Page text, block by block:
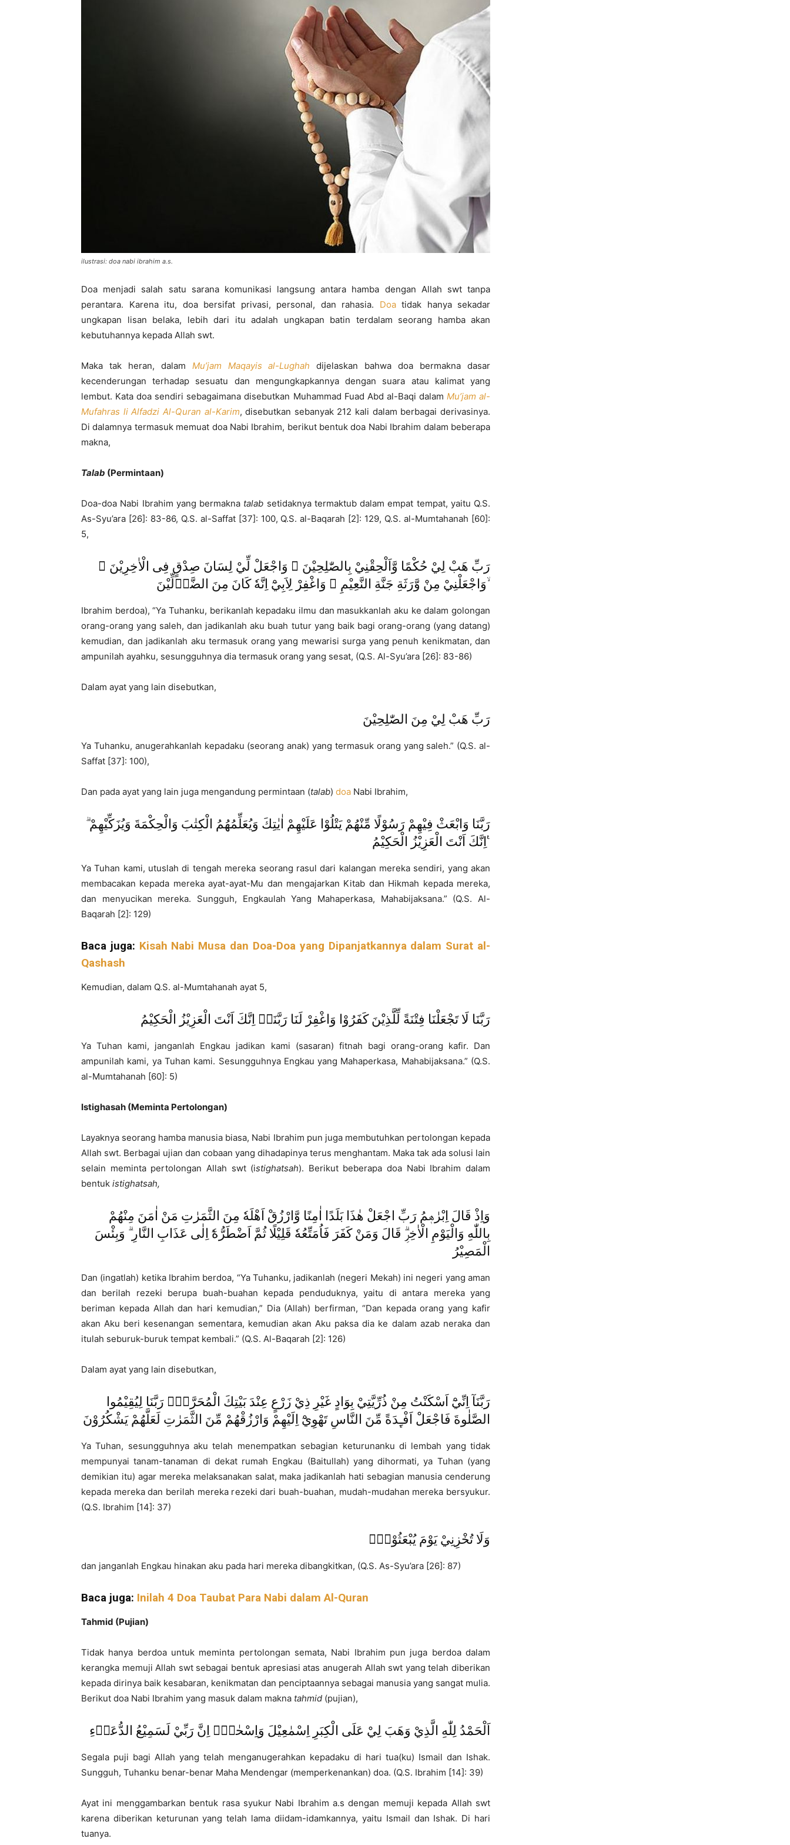
ilustrasi: doa nabi ibrahim a.s.
Doa menjadi salah satu sarana komunikasi langsung antara hamba dengan Allah swt tanpa
perantara. Karena itu, doa bersifat privasi, personal, dan rahasia. Doatidak hanya sekadar
ungkapan lisan belaka, lebih dari itu adalah ungkapan batin terdalam seorang hamba akan
kebutuhannya kepada Allah swt.
Maka tak heran, dalam Mu’jam Maqayis al-Lughah
dijelaskan bahwa doa bermakna dasar
kecenderungan terhadap sesuatu dan mengungkapkannya dengan suara atau kalimat yang
lembut. Kata doa sendiri sebagaimana disebutkan Muhammad Fuad Abd al-Baqi dalam Mu’jam al-
Mufahras li Alfadzi Al-Quran al-Karim, disebutkan sebanyak 212 kali dalam berbagai derivasinya.
Di dalamnya termasuk memuat doa Nabi Ibrahim, berikut bentuk doa Nabi Ibrahim dalam beberapa
makna,
Talab (Permintaan)
Doa-doa Nabi Ibrahim yang bermakna talab setidaknya termaktub dalam empat tempat, yaitu Q.S.
As-Syu’ara [26]: 83-86, Q.S. al-Saffat [37]: 100, Q.S. al-Baqarah [2]: 129, Q.S. al-Mumtahanah [60]:
5,
رَبِّ هَبْ لِيْ حُكْمًا وَّاَلْحِقْنِيْ بِالصّٰلِحِيْنَ ۙ وَاجْعَلْ لِّيْ لِسَانَ صِدْقٍ فِى الْاٰخِرِيْنَ ۙ
وَاجْعَلْنِيْ مِنْ وَّرَثَةِ جَنَّةِ النَّعِيْمِ ۙ وَاغْفِرْ لِاَبِيْٓ اِنَّهٗ كَانَ مِنَ الضَّاۤلِّيْنَ ۙ
Ibrahim berdoa), “Ya Tuhanku, berikanlah kepadaku ilmu dan masukkanlah aku ke dalam golongan
orang-orang yang saleh, dan jadikanlah aku buah tutur yang baik bagi orang-orang (yang datang)
kemudian, dan jadikanlah aku termasuk orang yang mewarisi surga yang penuh kenikmatan, dan
ampunilah ayahku, sesungguhnya dia termasuk orang yang sesat, (Q.S. Al-Syu’ara [26]: 83-86)
Dalam ayat yang lain disebutkan,
رَبِّ هَبْ لِيْ مِنَ الصّٰلِحِيْنَ
Ya Tuhanku, anugerahkanlah kepadaku (seorang anak) yang termasuk orang yang saleh.” (Q.S. al-
Saffat [37]: 100),
Dan pada ayat yang lain juga mengandung permintaan (talab) doa Nabi Ibrahim,
رَبَّنَا وَابْعَثْ فِيْهِمْ رَسُوْلًا مِّنْهُمْ يَتْلُوْا عَلَيْهِمْ اٰيٰتِكَ وَيُعَلِّمُهُمُ الْكِتٰبَ وَالْحِكْمَةَ وَيُزَكِّيْهِمْ ۗ
اِنَّكَ اَنْتَ الْعَزِيْزُ الْحَكِيْمُ ࣖ
Ya Tuhan kami, utuslah di tengah mereka seorang rasul dari kalangan mereka sendiri, yang akan
membacakan kepada mereka ayat-ayat-Mu dan mengajarkan Kitab dan Hikmah kepada mereka,
dan menyucikan mereka. Sungguh, Engkaulah Yang Mahaperkasa, Mahabijaksana.” (Q.S. Al-
Baqarah [2]: 129)
Baca juga: Kisah Nabi Musa dan Doa-Doa yang Dipanjatkannya dalam Surat al-
Qashash
Kemudian, dalam Q.S. al-Mumtahanah ayat 5,
رَبَّنَا لَا تَجْعَلْنَا فِتْنَةً لِّلَّذِيْنَ كَفَرُوْا وَاغْفِرْ لَنَا رَبَّنَاۚ اِنَّكَ اَنْتَ الْعَزِيْزُ الْحَكِيْمُ
Ya Tuhan kami, janganlah Engkau jadikan kami (sasaran) fitnah bagi orang-orang kafir. Dan
ampunilah kami, ya Tuhan kami. Sesungguhnya Engkau yang Mahaperkasa, Mahabijaksana.” (Q.S.
al-Mumtahanah [60]: 5)
Istighasah (Meminta Pertolongan)
Layaknya seorang hamba manusia biasa, Nabi Ibrahim pun juga membutuhkan pertolongan kepada
Allah swt. Berbagai ujian dan cobaan yang dihadapinya terus menghantam. Maka tak ada solusi lain
selain meminta pertolongan Allah swt (istighatsah). Berikut beberapa doa Nabi Ibrahim dalam
bentuk istighatsah,
بِاللّٰهِ وَالْيَوْمِ الْاٰخِرِۗ قَالَ وَمَنْ كَفَرَ فَاُمَتِّعُهٗ قَلِيْلًا ثُمَّ اَضْطَرُّهٗٓ اِلٰى عَذَابِ النَّارِ ۗ وَبِئْسَ
الْمَصِيْرُ
Dan (ingatlah) ketika Ibrahim berdoa, “Ya Tuhanku, jadikanlah (negeri Mekah) ini negeri yang aman
dan berilah rezeki berupa buah-buahan kepada penduduknya, yaitu di antara mereka yang
beriman kepada Allah dan hari kemudian,” Dia (Allah) berfirman, “Dan kepada orang yang kafir
akan Aku beri kesenangan sementara, kemudian akan Aku paksa dia ke dalam azab neraka dan
itulah seburuk-buruk tempat kembali.” (Q.S. Al-Baqarah [2]: 126)
Dalam ayat yang lain disebutkan,
رَبَّنَآ اِنِّيْٓ اَسْكَنْتُ مِنْ ذُرِّيَّتِيْ بِوَادٍ غَيْرِ ذِيْ زَرْعٍ عِنْدَ بَيْتِكَ الْمُحَرَّمِۙ رَبَّنَا لِيُقِيْمُوا
الصَّلٰوةَ فَاجْعَلْ اَفْـِٕدَةً مِّنَ النَّاسِ تَهْوِيْٓ اِلَيْهِمْ وَارْزُقْهُمْ مِّنَ الثَّمَرٰتِ لَعَلَّهُمْ يَشْكُرُوْنَ
Ya Tuhan, sesungguhnya aku telah menempatkan sebagian keturunanku di lembah yang tidak
mempunyai tanam-tanaman di dekat rumah Engkau (Baitullah) yang dihormati, ya Tuhan (yang
demikian itu) agar mereka melaksanakan salat, maka jadikanlah hati sebagian manusia cenderung
kepada mereka dan berilah mereka rezeki dari buah-buahan, mudah-mudahan mereka bersyukur.
(Q.S. Ibrahim [14]: 37)
وَلَا تُخْزِنِيْ يَوْمَ يُبْعَثُوْنَۙ
dan janganlah Engkau hinakan aku pada hari mereka dibangkitkan, (Q.S. As-Syu’ara [26]: 87)
Baca juga: Inilah 4 Doa Taubat Para Nabi dalam Al-Quran
Tahmid (Pujian)
Tidak hanya berdoa untuk meminta pertolongan semata, Nabi Ibrahim pun juga berdoa dalam
kerangka memuji Allah swt sebagai bentuk apresiasi atas anugerah Allah swt yang telah diberikan
kepada dirinya baik kesabaran, kenikmatan dan penciptaannya sebagai manusia yang sangat mulia.
Berikut doa Nabi Ibrahim yang masuk dalam makna tahmid (pujian),
اَلْحَمْدُ لِلّٰهِ الَّذِيْ وَهَبَ لِيْ عَلَى الْكِبَرِ اِسْمٰعِيْلَ وَاِسْحٰقَۗ اِنَّ رَبِّيْ لَسَمِيْعُ الدُّعَاۤءِ
Segala puji bagi Allah yang telah menganugerahkan kepadaku di hari tua(ku) Ismail dan Ishak.
Sungguh, Tuhanku benar-benar Maha Mendengar (memperkenankan) doa. (Q.S. Ibrahim [14]: 39)
Ayat ini menggambarkan bentuk rasa syukur Nabi Ibrahim a.s dengan memuji kepada Allah swt
karena diberikan keturunan yang telah lama diidam-idamkannya, yaitu Ismail dan Ishak. Di hari
tuanya.